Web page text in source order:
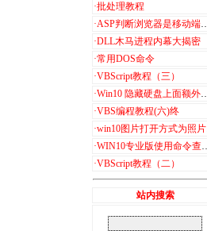
·批处理教程
·ASP判断浏览器是移动端和PC端
·DLL木马进程内幕大揭密
·常用DOS命令
·VBScript教程（三）
·Win10 隐藏硬盘上面额外的6个文件夹+3D 对象
·VBS编程教程(六)终
·win10图片打开方式为照片查看器设置步骤
·WIN10专业版使用命令查看激活信息
·VBScript教程（二）
站内搜索